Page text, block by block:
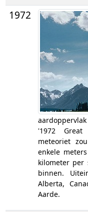
1972
'1972
meteoriet
enkele
kilometer per
binnen.
Alberta,
Aarde.